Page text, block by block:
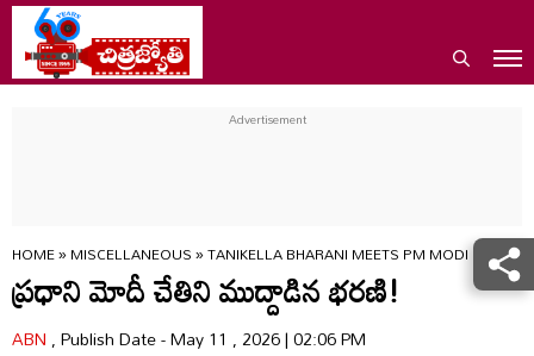
HOME»MISCELLANEOUS»TANIKELLA BHARANI MEETS PM MODI IN
ప్రధాని మోదీ చేతిని ముద్దాడిన భరణి!
ABN, Publish Date - May 11 , 2026 | 02:06 PM